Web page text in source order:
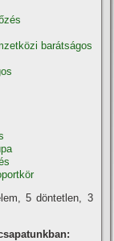
barátságos
5 döntetlen, 3